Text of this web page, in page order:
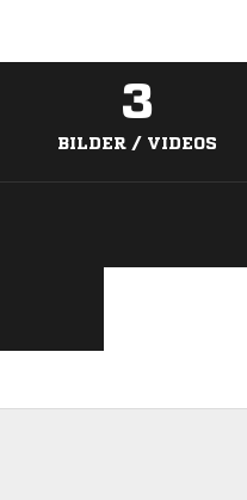
3
BILDER / VIDEOS